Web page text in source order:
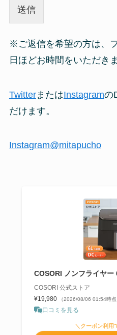
送信
※ご返信を希望の方は、
日ほどお時間をいただきま
TwitterまたはInstagramの
だけます。
Instagram@mitapucho
COSORI ノンフライヤー
COSORI 公式ストア
¥19,980
（2026/08/06 01:54時点
口コミを見る
＼クーポン利用